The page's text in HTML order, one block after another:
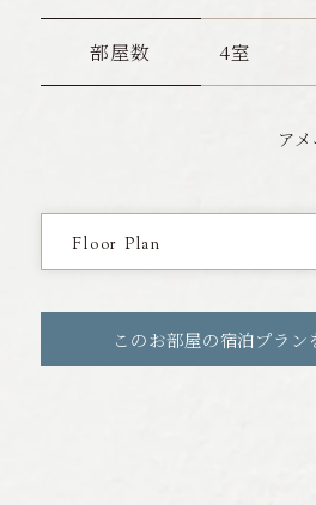
部屋数 4室
ア
Floor Plan
このお部屋の宿泊プラン